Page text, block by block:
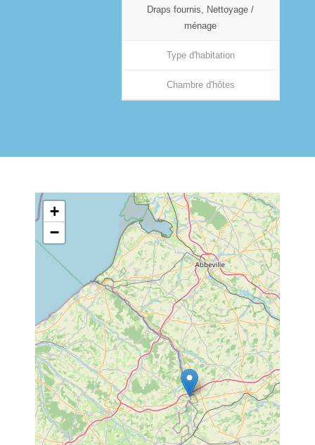
Draps fournis, Nettoyage /
ménage
Type d'habitation
Chambre d'hôtes
+
−